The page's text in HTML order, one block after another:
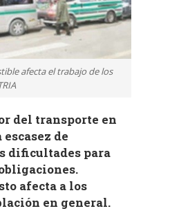
afecta el trabajo de los
del transporte en
de
dificultades para
afecta a los
en general.